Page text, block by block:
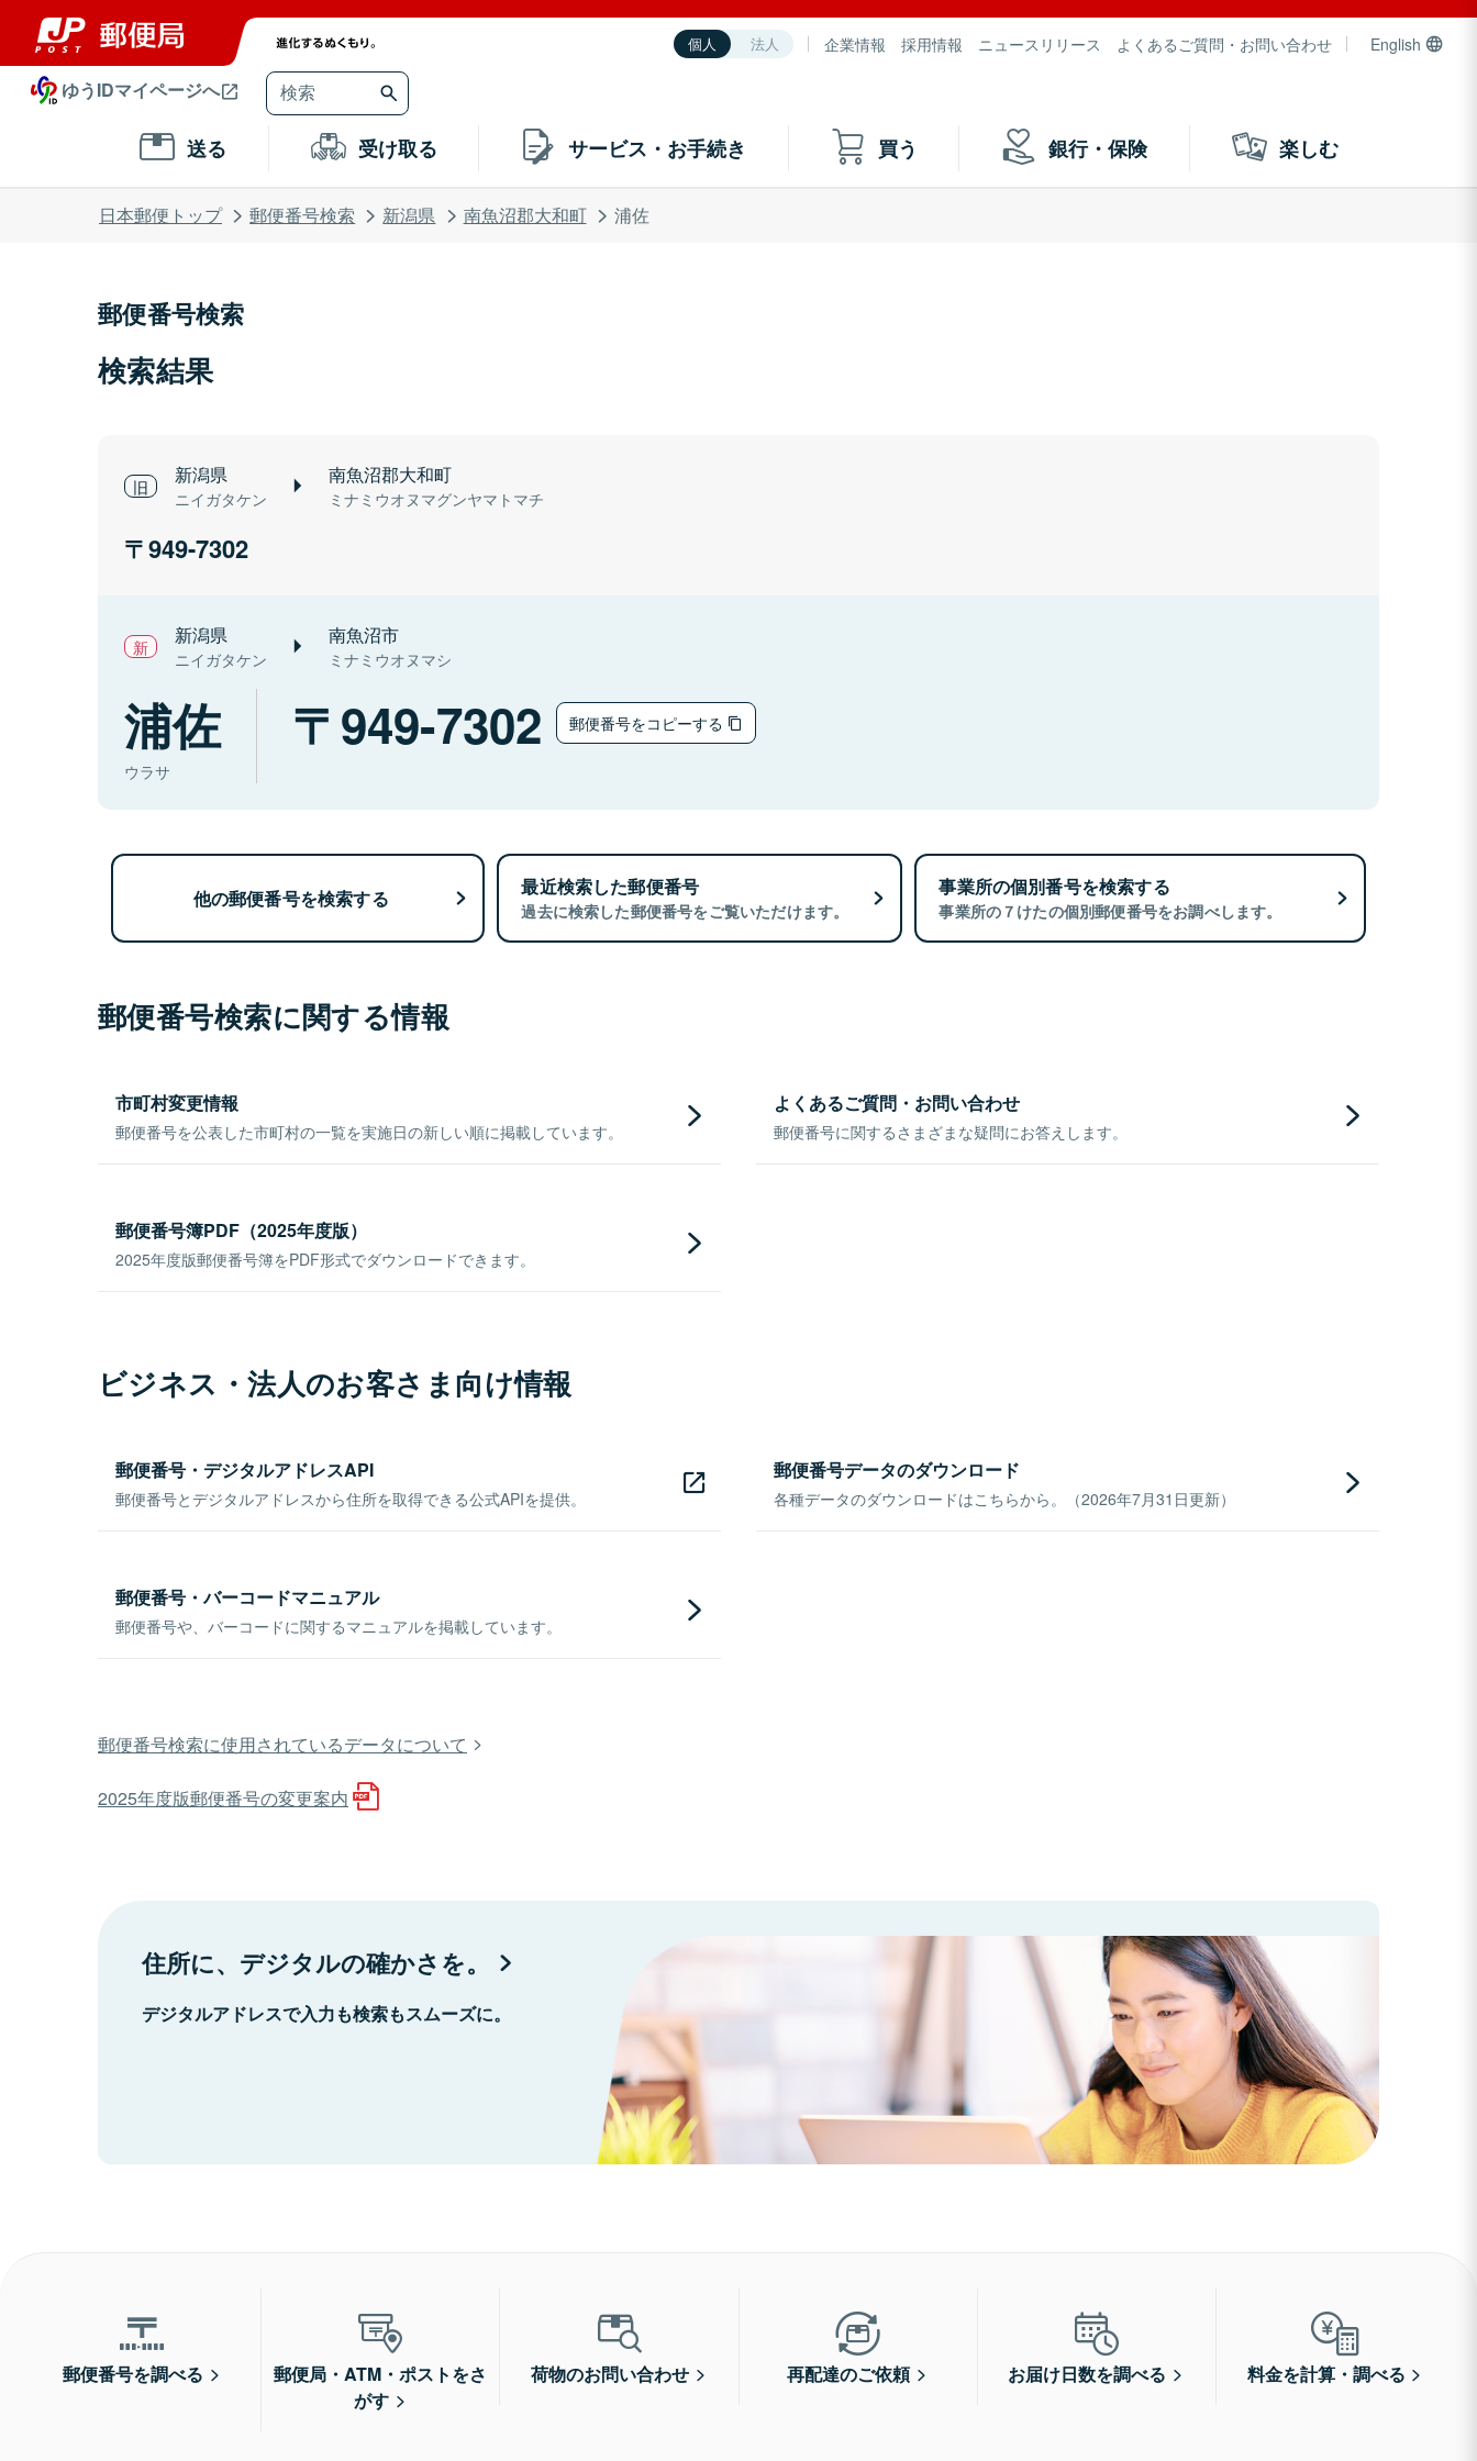
個人 法人 企業情報 採用情報 ニュースリリース よくあるご質問・お問い合わせ English
ゆうIDマイページへ
送る 受け取る サービス・お手続き 買う 銀行・保険 楽しむ
日本郵便トップ 郵便番号検索 新潟県 南魚沼郡大和町 浦佐
郵便番号検索
検索結果
新潟県
ニイガタケン
南魚沼郡大和町
ミナミウオヌマグンヤマトマチ
949-7302
新潟県
ニイガタケン
南魚沼市
ミナミウオヌマシ
浦佐
ウラサ
949-7302 郵便番号をコピーする
他の郵便番号を検索する 最近検索した郵便番号
過去に検索した郵便番号をご覧いただけます。
事業所の個別番号を検索する
事業所の７けたの個別郵便番号をお調べします。
郵便番号検索に関する情報
市町村変更情報
郵便番号を公表した市町村の一覧を実施日の新しい順に掲載しています。
よくあるご質問・お問い合わせ
郵便番号に関するさまざまな疑問にお答えします。
郵便番号簿PDF（2025年度版）
2025年度版郵便番号簿をPDF形式でダウンロードできます。
ビジネス・法人のお客さま向け情報
郵便番号・デジタルアドレスAPI
郵便番号とデジタルアドレスから住所を取得できる公式APIを提供。
郵便番号データのダウンロード
各種データのダウンロードはこちらから。（2026年7月31日更新）
郵便番号・バーコードマニュアル
郵便番号や、バーコードに関するマニュアルを掲載しています。
郵便番号検索に使用されているデータについて
2025年度版郵便番号の変更案内
住所に、デジタルの確かさを。
デジタルアドレスで入力も検索もスムーズに。
郵便番号を調べる
郵便局・ATM・ポストをさ
がす
荷物のお問い合わせ 再配達のご依頼 お届け日数を調べる 料金を計算・調べる